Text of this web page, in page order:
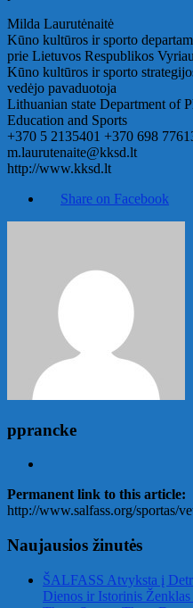
Milda Laurutėnaitė
Kūno kultūros ir sporto
prie Lietuvos Respublikos
Kūno kultūros ir sporto
vedėjo pavaduotoja
Lithuanian state Department of
Education and Sports
+370 5 2135401 +370 698
m.laurutenaite@kksd.lt
http://www.kksd.lt
Share on Facebook
pprancke
Permanent link to this article:
http://www.salfass.org/sportas/
Naujausios žinutės
ŠALFASS Atvyksta į
Dienos ir Istorinis